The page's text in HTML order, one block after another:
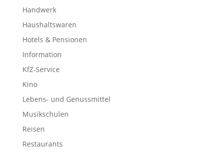
Handwerk
Haushaltswaren
Hotels & Pensionen
Information
KfZ-Service
Kino
Lebens- und Genussmittel
Musikschulen
Reisen
Restaurants